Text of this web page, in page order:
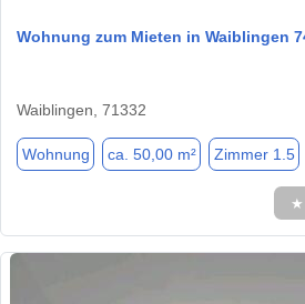
Wohnung zum Mieten in Waiblingen
Waiblingen, 71332
Wohnung ca. 50,00 m² Zimmer 1.5
★